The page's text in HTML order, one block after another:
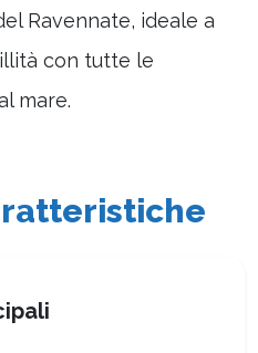
Ravennate, ideale a
con tutte le
mare.